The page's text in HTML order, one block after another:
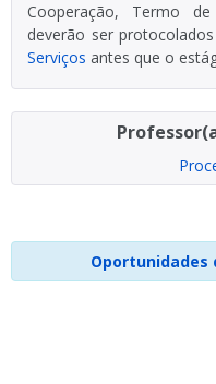
Cooperação, Termo
deverão ser protocolados
Serviços antes que o
Oportunidades